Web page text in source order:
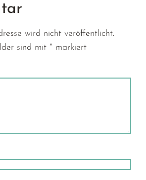
wird nicht veröffentlicht.
sind mit* markiert